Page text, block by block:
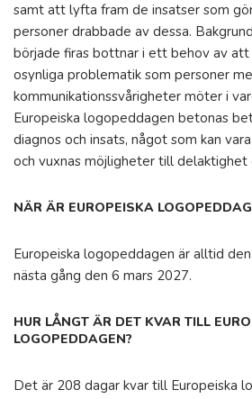
samt att lyfta fram de insatser som
personer drabbade av dessa.
började firas bottnar i ett behov av
osynliga problematik som personer
kommunikationssvårigheter möter i
Europeiska logopeddagen betonas
diagnos och insats, något som kan
och vuxnas möjligheter till delaktighet
NÄR ÄR EUROPEISKA
Europeiska logopeddagen är alltid
nästa gång den 6 mars 2027.
HUR LÅNGT ÄR DET KVAR TILL
LOGOPEDDAGEN?
Det är 208 dagar kvar till Europeiska